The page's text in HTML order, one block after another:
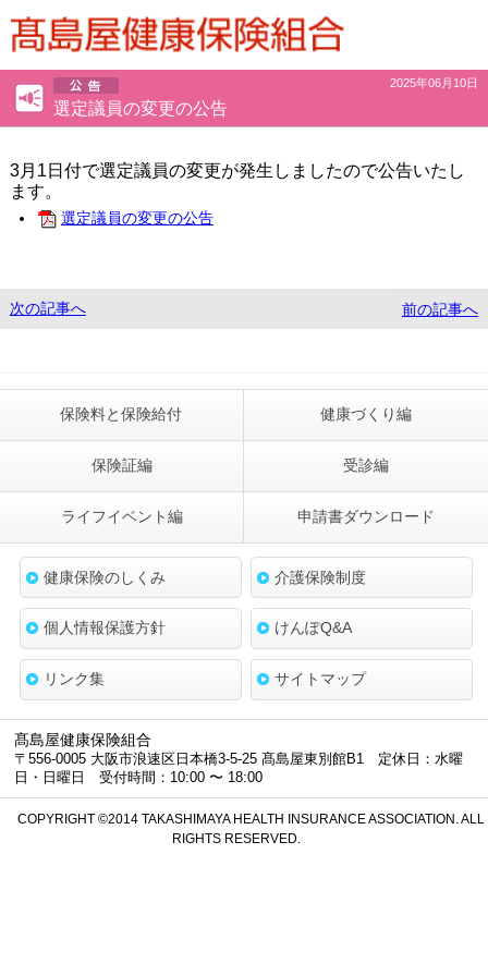
2025年06月10日
選定議員の変更の公告
3月1日付で選定議員の変更が発生しましたので公告いたし
ます。
選定議員の変更の公告
次の記事へ 前の記事へ
保険料と保険給付 健康づくり編
保険証編 受診編
ライフイベント編 申請書ダウンロード
健康保険のしくみ 介護保険制度
個人情報保護方針 けんぽQ&A
リンク集 サイトマップ
髙島屋健康保険組合
〒556-0005 大阪市浪速区日本橋3-5-25 髙島屋東別館B1 定休日：水曜
日・日曜日 受付時間：10:00 〜 18:00
COPYRIGHT ©2014 TAKASHIMAYA HEALTH INSURANCE ASSOCIATION. ALL
RIGHTS RESERVED.